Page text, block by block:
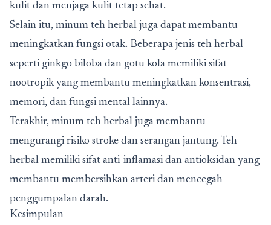
kulit dan menjaga kulit tetap sehat.
Selain itu, minum teh herbal juga dapat membantu
meningkatkan fungsi otak. Beberapa jenis teh herbal
seperti ginkgo biloba dan gotu kola memiliki sifat
nootropik yang membantu meningkatkan konsentrasi,
memori, dan fungsi mental lainnya.
Terakhir, minum teh herbal juga membantu
mengurangi risiko stroke dan serangan jantung. Teh
herbal memiliki sifat anti-inflamasi dan antioksidan yang
membantu membersihkan arteri dan mencegah
penggumpalan darah.
Kesimpulan